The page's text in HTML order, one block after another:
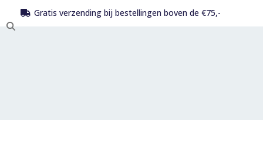
Gratis verzending bij bestellingen boven de €75,-